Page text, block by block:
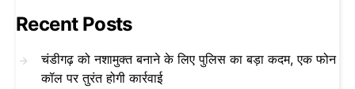
Recent Posts
चंडीगढ़ को नशामुक्त बनाने के लिए पुलिस का बड़ा कदम, एक फोन
कॉल पर तुरंत होगी कार्रवाई